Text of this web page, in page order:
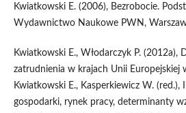
Kwiatkowski E. (2006), Bezrobocie.
Wydawnictwo Naukowe PWN,
Kwiatkowski E., Włodarczyk P. (2012a),
zatrudnienia w krajach Unii Europejskiej
Kwiatkowski E., Kasperkiewicz W. (red.),
gospodarki, rynek pracy, determinanty